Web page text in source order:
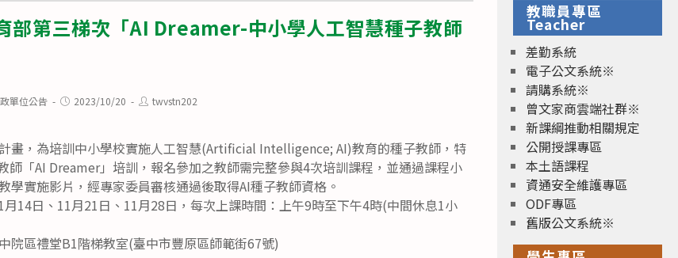
部第三梯次「AI Dreamer-中小學人工智慧種子教師
單位公告
Post2023/10/20
Posttwvstn202
畫，為培訓中小學校實施人工智慧(Artificial Intelligence; AI)教育的種子教師，特
師「AI Dreamer」培訓，報名參加之教師需完整參與4次培訓課程，並通過課程小
學實施影片，經專家委員審核通過後取得AI種子教師資格。
14日、11月21日、11月28日，每次上課時間：上午9時至下午4時(中間休息1小
院區禮堂B1階梯教室(臺中市豐原區師範街67號)
教職員專區
Teacher
差勤系統
電子公文系統※
請購系統※
曾文家商雲端社群※
新課綱推動相關規定
公開授課專區
本土語課程
資通安全維護專區
ODF專區
舊版公文系統※